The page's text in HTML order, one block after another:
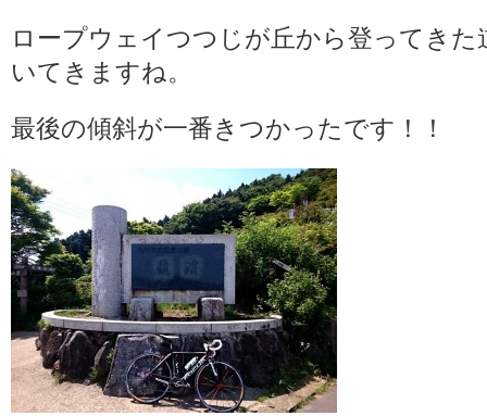
ロープウェイつつじが丘から登ってき
いてきますね。
最後の傾斜が一番きつかったです！！